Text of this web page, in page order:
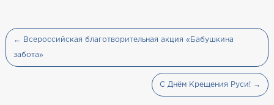
← Всероссийская благотворительная акция «Бабушкина
забота»
С Днём Крещения Руси! →